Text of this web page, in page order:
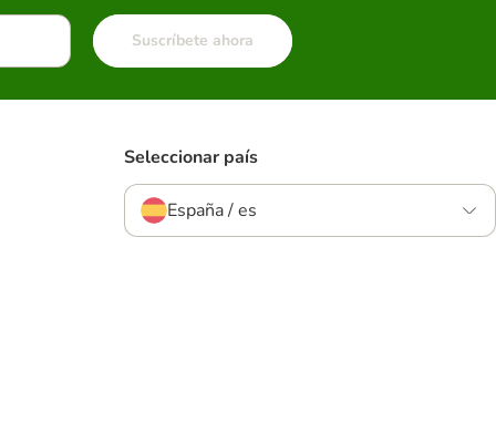
Suscríbete ahora
Seleccionar país
España / es